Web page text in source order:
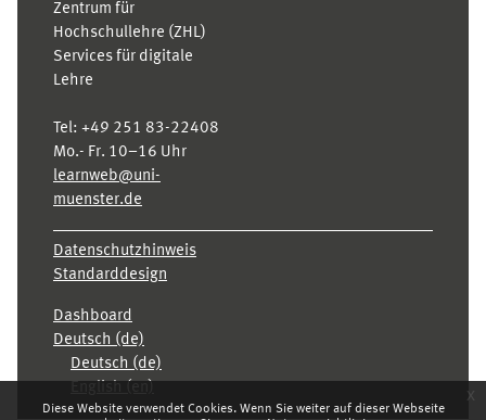
Diese Website verwendet Cookies. Wenn Sie weiter auf dieser Webseite
x
Zentrum für
Hochschullehre (ZHL)
Services für digitale
Lehre
Tel: +49 251 83-22408
Mo.- Fr. 10–16 Uhr
learnweb@uni-
muenster.de
Datenschutzhinweis
Standarddesign
Dashboard
Deutsch ‎(de)‎
Deutsch ‎(de)‎